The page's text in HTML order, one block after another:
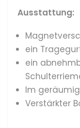
Ausstattung:
ein
ein
Im
Verstärkter